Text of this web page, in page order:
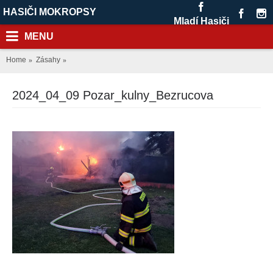
HASIČI MOKROPSY
Mladí Hasiči
MENU
Home Zásahy
2024_04_09 Pozar_kulny_Bezrucova